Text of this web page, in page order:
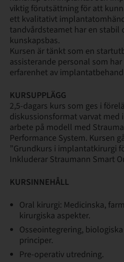
viktig förutsättning för att
ett kvalitativt
tandvårdsteamet har en stabil
kunskapsbas.
Kursen är tänkt som en
assisterande personal som
erfarenhet av
KURSUPPLÄGG
2,5-dagars kurs som ges i
diskussionsformat varvat med
arbete på modell med
Performance System. Kursen
”Grundkurs i implantatkirurgi
Inkluderar Straumann Smart
KURSINNEHÅLL
Oral kirurgi: Medicinska,
kirurgiska aspekter.
Osseointegrering,
principer.
Pre-operativ utredning.